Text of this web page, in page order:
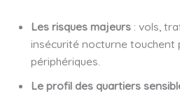
Les risques majeurs: vols,
insécurité nocturne touchent
périphériques.
Le profil des quartiers